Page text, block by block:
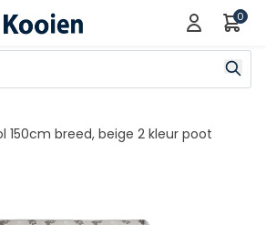
0
150cm breed, beige 2 kleur poot